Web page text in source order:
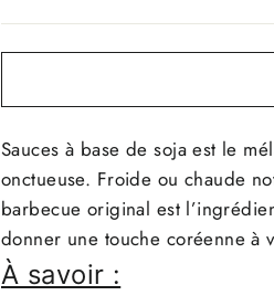
Sauces à base de soja est le
onctueuse. Froide ou chaude
barbecue original est
donner une touche coréenne à
À savoir :